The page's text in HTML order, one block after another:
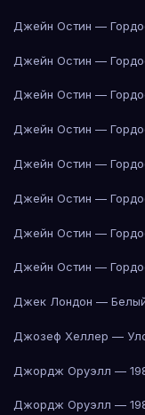
Джейн Остин —
Джейн Остин —
Джейн Остин —
Джейн Остин —
Джейн Остин —
Джейн Остин —
Джейн Остин —
Джейн Остин —
Джек Лондон —
Джозеф Хеллер —
Джордж Оруэлл —
Джордж Оруэлл —